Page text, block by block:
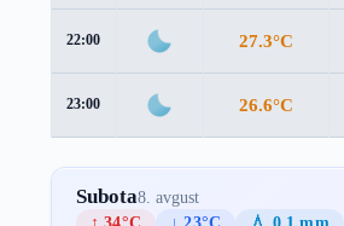
22:00 27.3°C
23:00 26.6°C
Subota8. avgust